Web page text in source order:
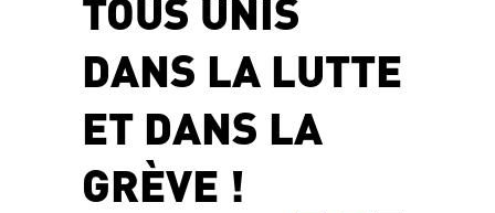
TOUS UNIS
DANS LA LUTTE
ET DANS LA
GRÈVE !